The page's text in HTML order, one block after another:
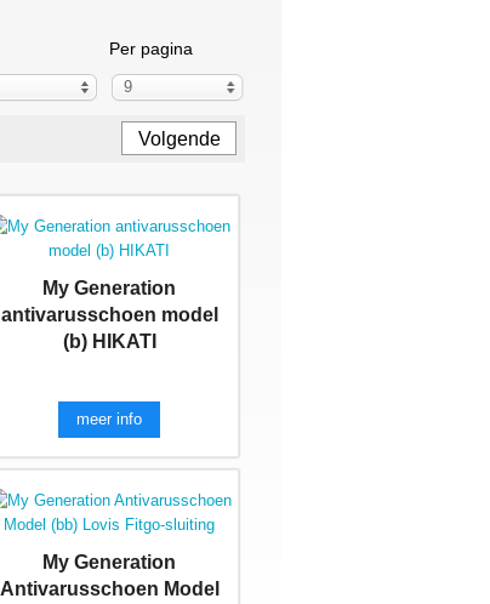
Per pagina
9
Volgende
My Generation
antivarusschoen model
(b) HIKATI
meer info
My Generation
Antivarusschoen Model